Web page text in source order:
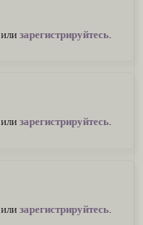
или зарегистрируйтесь
или зарегистрируйтесь.
или зарегистрируйтесь.